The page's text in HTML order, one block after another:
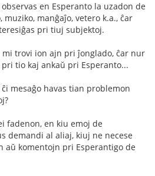
en Esperanto la uzadon de
manĝaĵo, vetero k.a., ĉar
pri tiuj subjektoj.
mi trovi ion ajn pri ĵonglado, ĉar nur
tio kaj ankaŭ pri Esperanto...
mesaĝo havas tian problemon
fadenon, en kiu emoj de
demandi al aliaj, kiuj ne necese
aŭ komentojn pri Esperantigo de